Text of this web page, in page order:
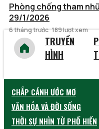
Phòng chống tham
29/1/2026
6 tháng trước 189 lượt xem
TRUYỀN
HÌNH
CHẮP CÁNH ƯỚC MƠ
VĂN HÓA VÀ ĐỜI SỐNG
THỜI SỰ NHÌN TỪ PHỐ HIẾN